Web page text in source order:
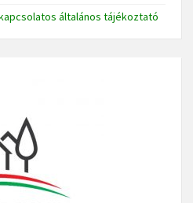
általános tájékoztató